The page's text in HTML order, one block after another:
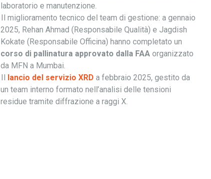
laboratorio e manutenzione.
Il miglioramento tecnico del team di gestione: a gennaio
2025, Rehan Ahmad (Responsabile Qualità) e Jagdish
Kokate (Responsabile Officina) hanno completato un
corso di pallinatura approvato dalla FAA organizzato
da MFN a Mumbai.
Il lancio del servizio XRD a febbraio 2025, gestito da
un team interno formato nell’analisi delle tensioni
residue tramite diffrazione a raggi X.